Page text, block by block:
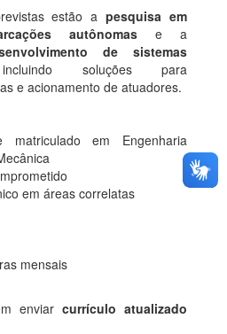
estão apesquisa em
autônomas e a
de sistemas
soluções para
e acionamento de atuadores.
matriculado em Engenharia
em áreas correlatas
mensais
enviar currículo atualizado